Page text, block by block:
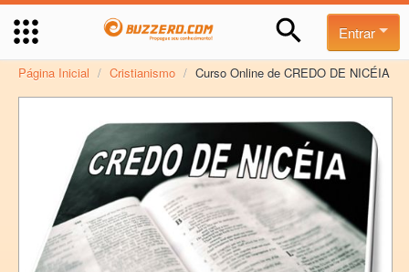
Entrar
Página Inicial / Cristianismo / Curso Online de CREDO DE NICÉIA